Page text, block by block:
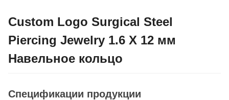
Custom Logo Surgical Steel
Piercing Jewelry 1.6 X 12 мм
Навельное кольцо
Спецификации продукции